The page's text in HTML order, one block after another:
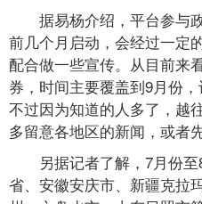
据易杨介绍，平台参与
前几个月启动，会经过一定
配合做一些宣传。从目前来
券，时间主要覆盖到9月份
不过因为知道的人多了，越
多留意各地区的新闻，或者
另据记者了解，7月份至
省、安徽安庆市、新疆克拉